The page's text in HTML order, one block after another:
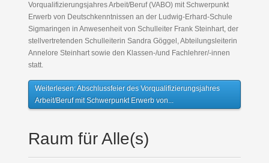
Vorqualifizierungsjahres Arbeit/Beruf (VABO) mit Schwerpunkt
Erwerb von Deutschkenntnissen an der Ludwig-Erhard-Schule
Sigmaringen in Anwesenheit von Schulleiter Frank Steinhart, der
stellvertretenden Schulleiterin Sandra Göggel, Abteilungsleiterin
Annelore Steinhart sowie den Klassen-/und Fachlehrer/-innen
statt.
Weiterlesen: Abschlussfeier des Vorqualifizierungsjahres
Arbeit/Beruf mit Schwerpunkt Erwerb von...
Raum für Alle(s)